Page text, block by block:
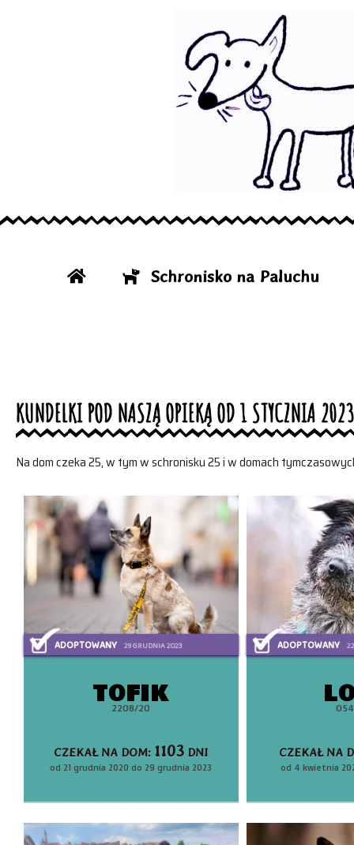
Schronisko na Paluchu
KUNDELKI POD NASZĄ OPIEKĄ OD 1 STYCZNIA
Na dom czeka25, w tym w schronisku25i w domach
ADOPTOWANY 29 GRUDNIA 2023
TOFIK
2208/20
CZEKAŁ NA DOM: 1103 DNI
od 21 grudnia 2020 do 29 grudnia 2023
ADOPTOWANY
CZEKAŁ NA
od 4 kwietnia